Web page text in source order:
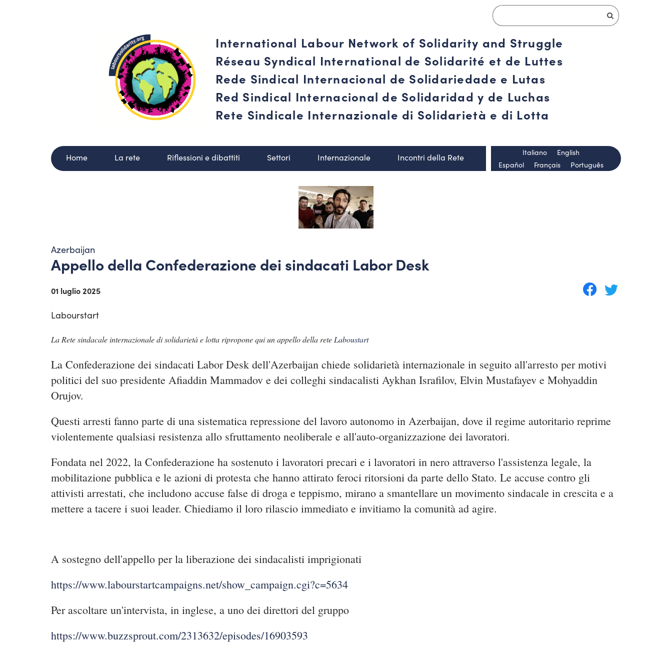
International Labour Network of Solidarity and Struggle
Réseau Syndical International de Solidarité et de Luttes
Rede Sindical Internacional de Solidariedade e Lutas
Red Sindical Internacional de Solidaridad y de Luchas
Rete Sindicale Internazionale di Solidarietà e di Lotta
Home La rete Riflessioni e dibattiti Settori Internazionale Incontri della Rete
Español Français Português
Italiano English
Azerbaijan
Appello della Confederazione dei sindacati Labor Desk
01 luglio 2025
Labourstart
La Rete sindacale internazionale di solidarietà e lotta ripropone qui un appello della rete Laboustart
La Confederazione dei sindacati Labor Desk dell'Azerbaijan chiede solidarietà internazionale in seguito all'arresto per motivi
politici del suo presidente Afiaddin Mammadov e dei colleghi sindacalisti Aykhan Israfilov, Elvin Mustafayev e Mohyaddin
Orujov.
Questi arresti fanno parte di una sistematica repressione del lavoro autonomo in Azerbaijan, dove il regime autoritario reprime
violentemente qualsiasi resistenza allo sfruttamento neoliberale e all'auto-organizzazione dei lavoratori.
Fondata nel 2022, la Confederazione ha sostenuto i lavoratori precari e i lavoratori in nero attraverso l'assistenza legale, la
mobilitazione pubblica e le azioni di protesta che hanno attirato feroci ritorsioni da parte dello Stato. Le accuse contro gli
attivisti arrestati, che includono accuse false di droga e teppismo, mirano a smantellare un movimento sindacale in crescita e a
mettere a tacere i suoi leader. Chiediamo il loro rilascio immediato e invitiamo la comunità ad agire.
A sostegno dell'appello per la liberazione dei sindacalisti imprigionati
https://www.labourstartcampaigns.net/show_campaign.cgi?c=5634
Per ascoltare un'intervista, in inglese, a uno dei direttori del gruppo
https://www.buzzsprout.com/2313632/episodes/16903593